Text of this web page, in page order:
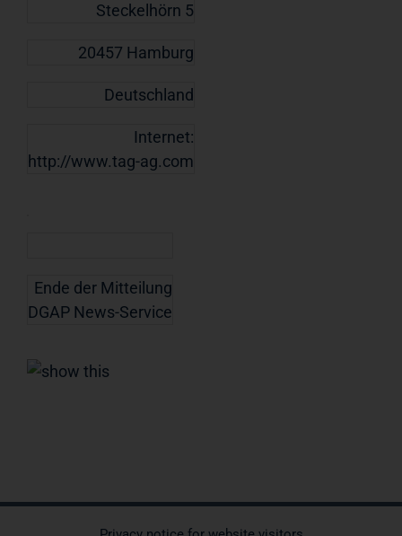
Steckelhörn 5
20457 Hamburg
Deutschland
Internet:
http://www.tag-ag.com
Ende der Mitteilung
DGAP News-Service